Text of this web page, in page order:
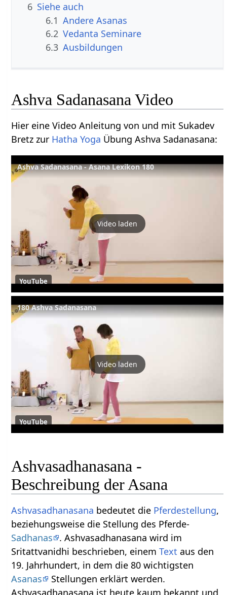
6 Siehe auch
6.1 Andere Asanas
6.2 Vedanta Seminare
6.3 Ausbildungen
Ashva Sadanasana Video
Hier eine Video Anleitung von und mit Sukadev
Bretz zur Hatha Yoga Übung Ashva Sadanasana:
Ashva Sadanasana - Asana Lexikon 180
Video laden
YouTube
180 Ashva Sadanasana
Video laden
YouTube
Ashvasadhanasana -
Beschreibung der Asana
Ashvasadhanasana bedeutet die Pferdestellung,
beziehungsweise die Stellung des Pferde-
Sadhanas
. Ashvasadhanasana wird im
Sritattvanidhi beschrieben, einemText aus den
19. Jahrhundert, in dem die 80 wichtigsten
Asanas
Stellungen erklärt werden.